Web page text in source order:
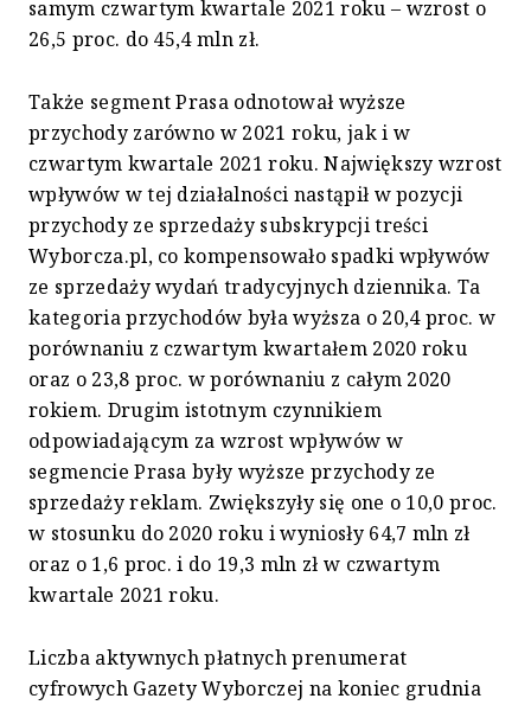
samym czwartym kwartale 2021 roku – wzrost o
26,5 proc. do 45,4 mln zł.
Także segment Prasa odnotował wyższe
przychody zarówno w 2021 roku, jak i w
czwartym kwartale 2021 roku. Największy wzrost
wpływów w tej działalności nastąpił w pozycji
przychody ze sprzedaży subskrypcji treści
Wyborcza.pl, co kompensowało spadki wpływów
ze sprzedaży wydań tradycyjnych dziennika. Ta
kategoria przychodów była wyższa o 20,4 proc. w
porównaniu z czwartym kwartałem 2020 roku
oraz o 23,8 proc. w porównaniu z całym 2020
rokiem. Drugim istotnym czynnikiem
odpowiadającym za wzrost wpływów w
segmencie Prasa były wyższe przychody ze
sprzedaży reklam. Zwiększyły się one o 10,0 proc.
w stosunku do 2020 roku i wyniosły 64,7 mln zł
oraz o 1,6 proc. i do 19,3 mln zł w czwartym
kwartale 2021 roku.
Liczba aktywnych płatnych prenumerat
cyfrowych Gazety Wyborczej na koniec grudnia